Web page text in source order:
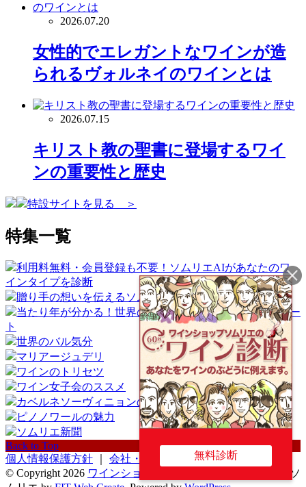
2026.07.20
女性的でエレガントなワインが造
られるヴォルネイのワインとは
2026.07.15
キリスト教の聖書に登場するワイ
ンの重要性と歴史
特設サイトを見る ＞
特集一覧
利用料無料・会員登録も不要！ソムリエAIがあなたのワ
インタイプを診断
贈り手の想いを伝えるソムリエギフト
当たり年が分かる！世界のワイン産地ヴィンテージチャー
ト
世界のバル気分
マリアージュデリ
ワインのトリセツ
ワイン女子会のススメ
カベルネソーヴィニョンの魅力
ピノノワールの魅力
ソムリエ新聞
Back to Top
個人情報保護方針
会社・店舗概要
© Copyright 2026 ワインショップソムリエ
ワインショップソ
無料診断